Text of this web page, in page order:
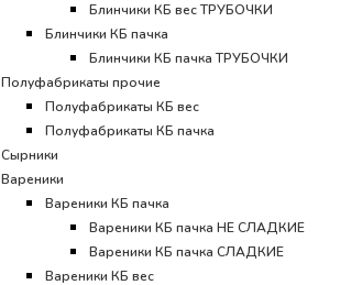
Блинчики КБ вес ТРУБОЧКИ
Блинчики КБ пачка
Блинчики КБ пачка ТРУБОЧКИ
Полуфабрикаты прочие
Полуфабрикаты КБ вес
Полуфабрикаты КБ пачка
Сырники
Вареники
Вареники КБ пачка
Вареники КБ пачка НЕ СЛАДКИЕ
Вареники КБ пачка СЛАДКИЕ
Вареники КБ вес